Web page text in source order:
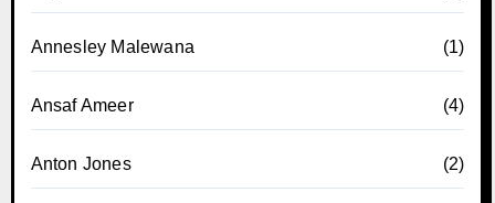
Annesley Malewana (1)
Ansaf Ameer (4)
Anton Jones (2)